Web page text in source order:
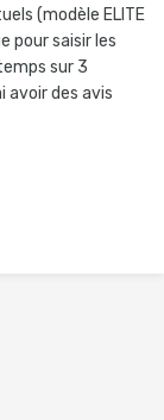
(modèle ELITE
pour saisir les
sur 3
avoir des avis